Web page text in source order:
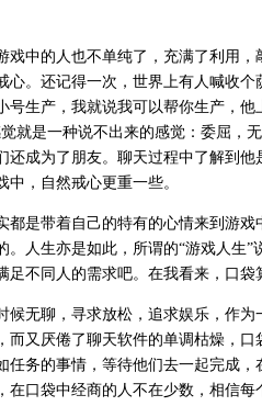
中的人也不单纯了，充满了利用，
心。还记得一次，世界上有人喊收
号生产，我就说我可以帮你生产，
就是一种说不出来的感觉：委屈，
还成为了朋友。聊天过程中了解到他
中，自然戒心更重一些。
是带着自己的特有的心情来到游戏
。人生亦是如此，所谓的“游戏人生
足不同人的需求吧。在我看来，口袋
无聊，寻求放松，追求娱乐，作为
而又厌倦了聊天软件的单调枯燥，口
任务的事情，等待他们去一起完成
在口袋中经商的人不在少数，相信